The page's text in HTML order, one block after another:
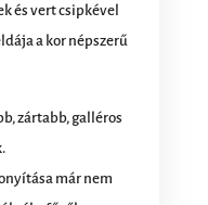
és vert csipkével
a kor népszerű
zártabb, galléros
már nem